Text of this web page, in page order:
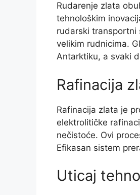
Rudarenje zlata
tehnološkim
rudarski transportni
velikim rudnicima.
Antarktiku, a svaki
Rafinacija
Rafinacija zlata je
elektrolitičke
nečistoće. Ovi
Efikasan sistem
Uticaj